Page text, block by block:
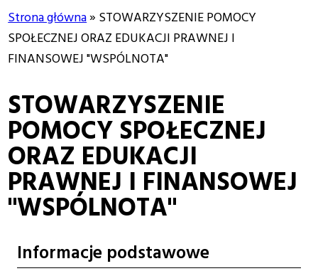
Ścieżka
nawigacyjna
Strona główna
STOWARZYSZENIE POMOCY
SPOŁECZNEJ ORAZ EDUKACJI PRAWNEJ I
FINANSOWEJ "WSPÓLNOTA"
STOWARZYSZENIE
POMOCY SPOŁECZNEJ
ORAZ EDUKACJI
PRAWNEJ I FINANSOWEJ
"WSPÓLNOTA"
Informacje podstawowe